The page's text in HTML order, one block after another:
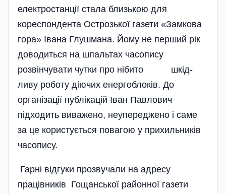
електро­станції стала близькою для
кореспондента Острозької газети «Замкова
гора» Івана­ Глушмана. Йому не перший рік
доводиться на шпальтах часопису
розвінчувати чутки про нібито шкід­
ливу роботу діючих енерго­блоків. До
організації публікацій Іван Павлович
підходить виваже­но, неупереджено і саме
за це користується повагою­ у прихильників
часопису­.
Гарні відгуки прозвучали на адресу
працівників Гощанської районної газети